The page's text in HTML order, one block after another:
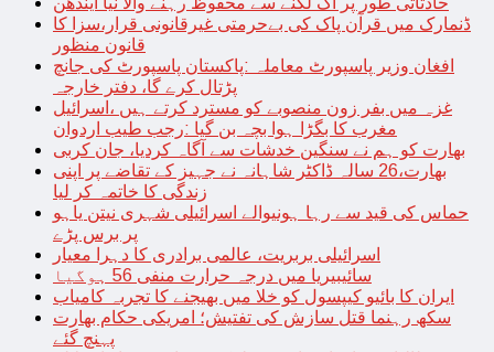
ڈنمارک میں قرآن پاک کی بےحرمتی غیرقانونی قرار،سزا کا
قانون منظور
افغان وزیر پاسپورٹ معاملہ :پاکستان پاسپورٹ کی جانچ
پڑتال کرے گا، دفتر خارجہ
غزہ میں بفر زون منصوبے کو مسترد کرتے ہیں ،اسرائیل
مغرب کا بگڑا ہوا بچہ بن گیا :رجب طیب اردوان
بھارت کو ہم نے سنگین خدشات سے آگاہ کردیا، جان کربی
بھارت،26 سالہ ڈاکٹر شاہانہ نے جہیز کے تقاضے پر اپنی
زندگی کا خاتمہ کر لیا
حماس کی قید سے رہا ہونیوالے اسرائیلی شہری نیتن یاہو
پر برس پڑے
اسرائیلی بربریت، عالمی برادری کا دہرا معیار
سائیبیریا میں درجہ حرارت منفی 56 ہوگیا
ایران کا بائیو کیپسول کو خلا میں بھیجنے کا تجربہ کامیاب
سکھ رہنما قتل سازش کی تفتیش؛ امریکی حکام بھارت
پہنچ گئے